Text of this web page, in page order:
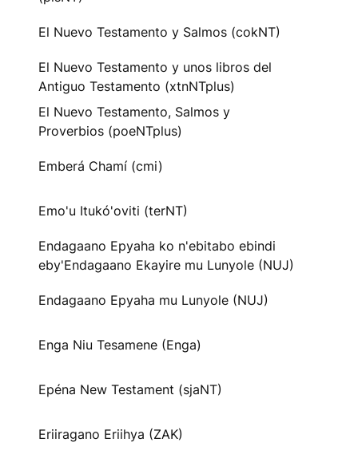
El Nuevo Testamento y Salmos (cokNT)
El Nuevo Testamento y unos libros del
Antiguo Testamento (xtnNTplus)
El Nuevo Testamento, Salmos y
Proverbios (poeNTplus)
Emberá Chamí (cmi)
Emo'u Itukó'oviti (terNT)
Endagaano Epyaha ko n'ebitabo ebindi
eby'Endagaano Ekayire mu Lunyole (NUJ)
Endagaano Epyaha mu Lunyole (NUJ)
Enga Niu Tesamene (Enga)
Epéna New Testament (sjaNT)
Eriiragano Eriihya (ZAK)